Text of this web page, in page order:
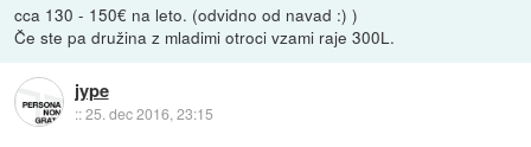
cca 130 - 150€ na leto. (odvidno od navad :) )
Če ste pa družina z mladimi otroci vzami raje 300L.
jype
::25. dec 2016, 23:15